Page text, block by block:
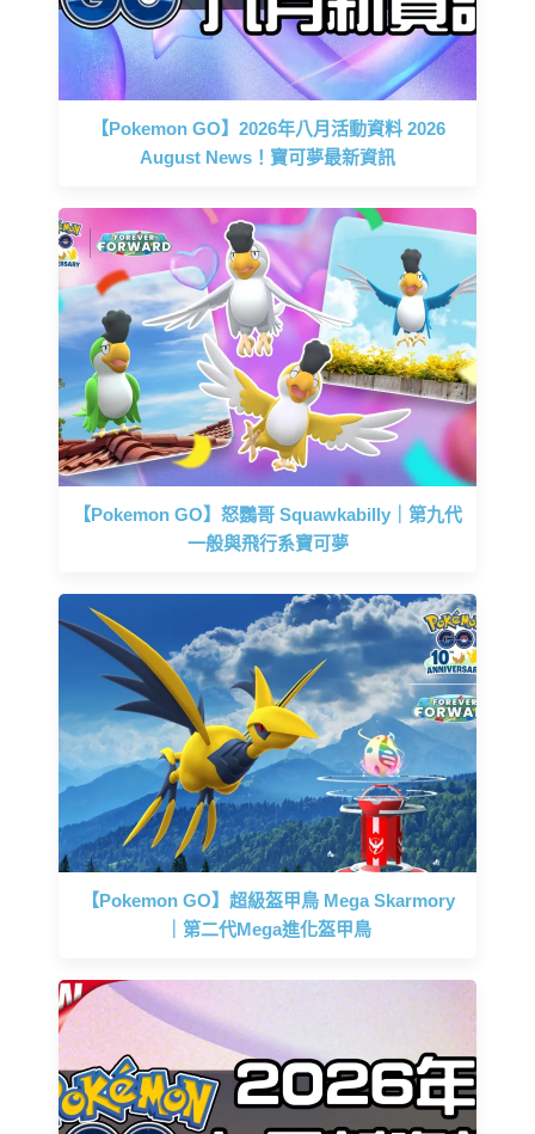
【Pokemon GO】2026年八月活動資料 2026
August News！寶可夢最新資訊
【Pokemon GO】怒鸚哥 Squawkabilly｜第九代
一般與飛行系寶可夢
【Pokemon GO】超級盔甲鳥 Mega Skarmory
｜第二代Mega進化盔甲鳥